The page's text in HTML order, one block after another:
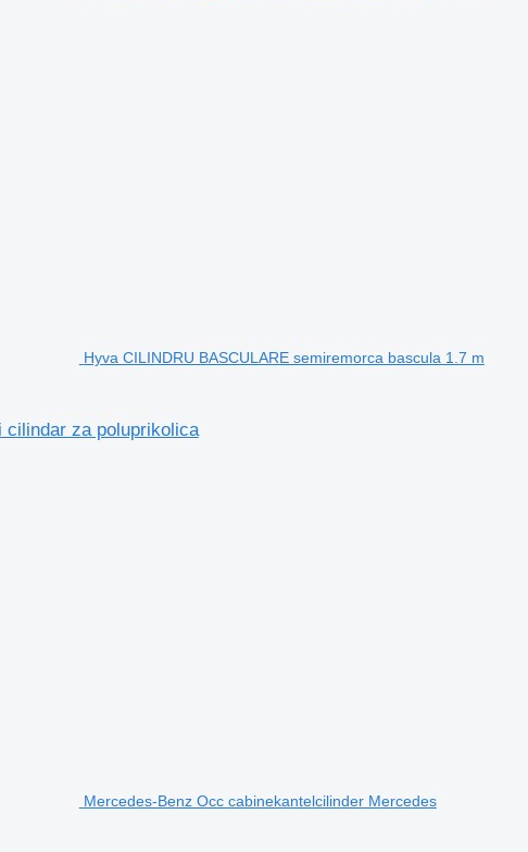
Hyva CILINDRU BASCULARE semiremorca bascula 1.7 m
cilindar za poluprikolica
Mercedes-Benz Occ cabinekantelcilinder Mercedes